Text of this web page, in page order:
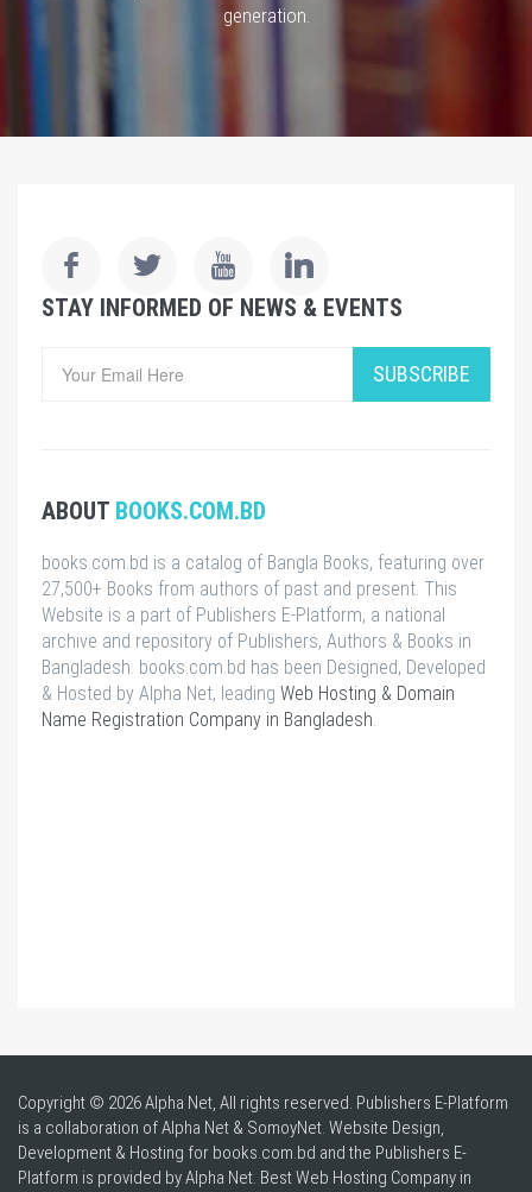
generation.
STAY INFORMED OF NEWS & EVENTS
SUBSCRIBE
ABOUT BOOKS.COM.BD
books.com.bd is a catalog of Bangla Books, featuring over
27,500+ Books from authors of past and present. This
Website is a part of Publishers E-Platform, a national
archive and repository of Publishers, Authors & Books in
Bangladesh. books.com.bd has been Designed, Developed
& Hosted by Alpha Net, leading Web Hosting & Domain
Name Registration Company in Bangladesh
Copyright © 2026 Alpha Net, All rights reserved. Publishers E-Platform
is a collaboration of Alpha Net & SomoyNet. Website Design,
Development & Hosting for books.com.bd and the Publishers E-
Platform is provided by Alpha Net. BestWeb Hosting Company in